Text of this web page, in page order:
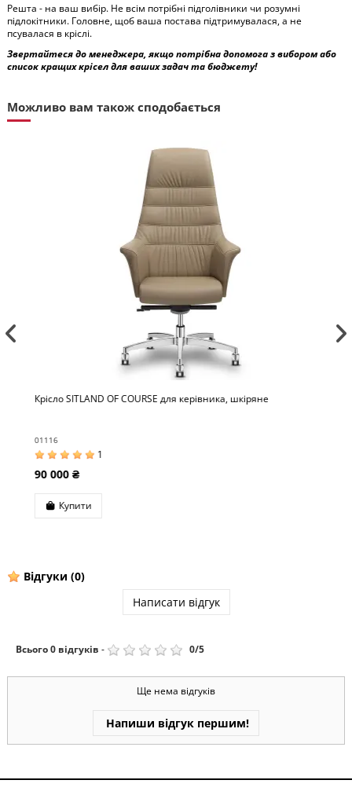
Решта - на ваш вибір. Не всім потрібні підголівники чи розумні
підлокітники. Головне, щоб ваша постава підтримувалася, а не
псувалася в кріслі.
Звертайтеся до менеджера, якщо потрібна допомога з вибором або
список кращих крісел для ваших задач та бюджету!
Можливо вам також сподобається
Крісло SITLAND OF COURSE для керівника, шкіряне
01116
1
90 000 ₴
Купити
Відгуки (0)
Написати відгук
Всього0 відгуків - 0/5
Ще нема відгуків
Напиши відгук першим!